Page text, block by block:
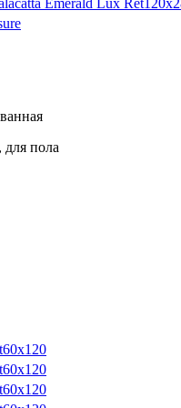
для пола